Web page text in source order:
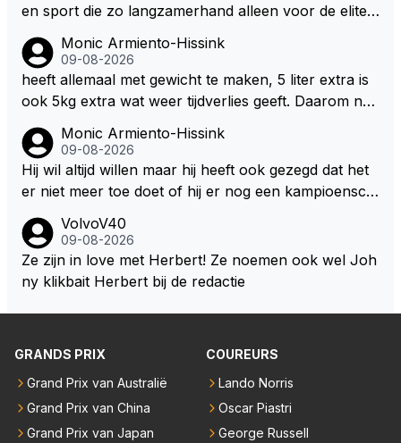
en sport die zo langzamerhand alleen voor de elite t
Monic Armiento-Hissink
09-08-2026
heeft allemaal met gewicht te maken, 5 liter extra is
ook 5kg extra wat weer tijdverlies geeft. Daarom ne
auto, het is extra gewicht plus na 15 minuten is het h
ete thee geworden.
Monic Armiento-Hissink
09-08-2026
Hij wil altijd willen maar hij heeft ook gezegd dat het
er niet meer toe doet of hij er nog een kampioensch
ioen is hij al, dat zal zijn leven niet veranderen. Hij wi
l in de eerste plaats races winnen met de eigen moto
r van RB. Dat zijn zijn eigen uitspraken in een van de
e goede richting in gestuurd worden. Als hij perse uit
er bij RB vertrokken.
VolvoV40
09-08-2026
Ze zijn in love met Herbert! Ze noemen ook wel Joh
ny klikbait Herbert bij de redactie
GRANDS PRIX
Grand Prix van Australië
Grand Prix van China
Grand Prix van Japan
COUREURS
Lando Norris
Oscar Piastri
George Russell